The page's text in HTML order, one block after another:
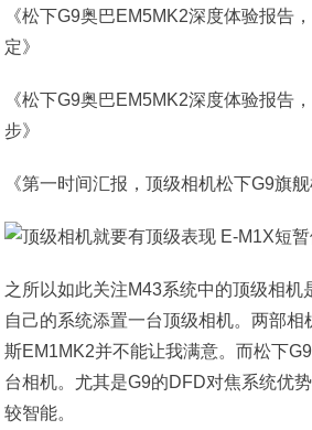
《松下G9奥巴EM5MK2深度体验报告
定》
《松下G9奥巴EM5MK2深度体验报告
步》
《第一时间汇报，顶级相机松下G9旗
之所以如此关注M43系统中的顶级相机
自己的系统添置一台顶级相机。两部相
斯EM1MK2并不能让我满意。而松下
台相机。尤其是G9的DFD对焦系统优
较智能。